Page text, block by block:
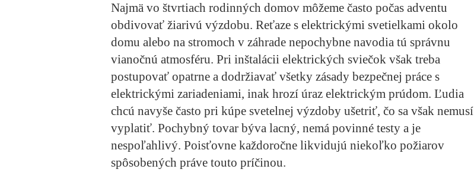
Najmä vo štvrtiach rodinných domov môžeme často počas adventu
obdivovať žiarivú výzdobu. Reťaze s elektrickými svetielkami okolo
domu alebo na stromoch v záhrade nepochybne navodia tú správnu
vianočnú atmosféru. Pri inštalácii elektrických sviečok však treba
postupovať opatrne a dodržiavať všetky zásady bezpečnej práce s
elektrickými zariadeniami, inak hrozí úraz elektrickým prúdom. Ľudia
chcú navyše často pri kúpe svetelnej výzdoby ušetriť, čo sa však nemusí
vyplatiť. Pochybný tovar býva lacný, nemá povinné testy a je
nespoľahlivý. Poisťovne každoročne likvidujú niekoľko požiarov
spôsobených práve touto príčinou.